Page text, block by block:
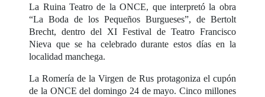
La Ruina Teatro de la ONCE, que interpretó la obra
“La Boda de los Pequeños Burgueses”, de Bertolt
Brecht, dentro del XI Festival de Teatro Francisco
Nieva que se ha celebrado durante estos días en la
localidad manchega.
La Romería de la Virgen de Rus protagoniza el cupón
de la ONCE del domingo 24 de mayo. Cinco millones